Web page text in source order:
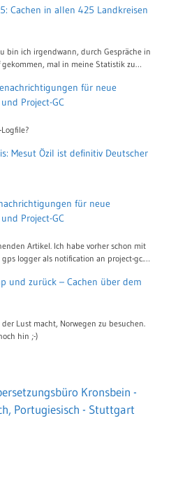
Cachen in allen 425 Landkreisen
bin ich irgendwann, durch Gespräche in
gekommen, mal in meine Statistik zu…
für neue
Project-GC
Mesut Özil ist definitiv Deutscher
für neue
Project-GC
Artikel. Ich habe vorher schon mit
logger als notification an project-gc.…
und zurück – Cachen über dem
Lust macht, Norwegen zu besuchen.
hin ;-)
Kronsbein -
Portugiesisch - Stuttgart